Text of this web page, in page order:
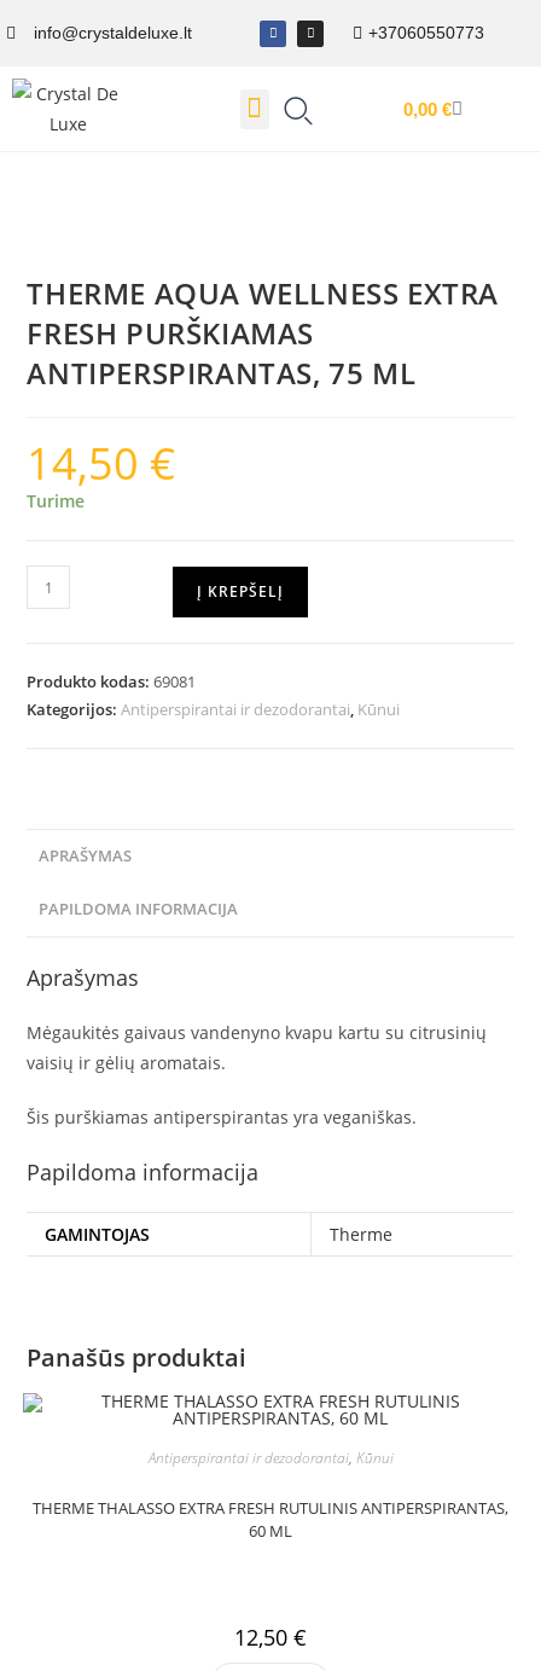
info@crystaldeluxe.lt +37060550773
0,00 €
THERME AQUA WELLNESS EXTRA
FRESH PURŠKIAMAS
ANTIPERSPIRANTAS, 75 ML
14,50 €
Turime
Į KREPŠELĮ
Produkto kodas:69081
Kategorijos:Antiperspirantai ir dezodorantai, Kūnui
APRAŠYMAS
PAPILDOMA INFORMACIJA
Aprašymas
Mėgaukitės gaivaus vandenyno kvapu kartu su citrusinių
vaisių ir gėlių aromatais.
Šis purškiamas antiperspirantas yra veganiškas.
Papildoma informacija
GAMINTOJAS Therme
Panašūs produktai
Antiperspirantai ir dezodorantai, Kūnui
THERME THALASSO EXTRA FRESH RUTULINIS ANTIPERSPIRANTAS,
60 ML
12,50 €